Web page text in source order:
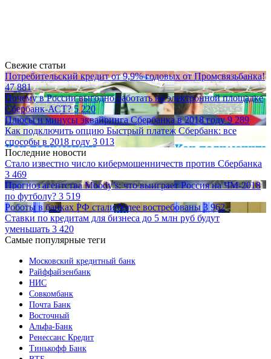
Свежие статьи
Потребительский кредит от 9,9% годовых от Промсвязьбанка!
47 881
Почему в России выгодно работать на электронной площадке
Сбербанк-АСТ?5 220
Плюсы и минусы эквайринга Сбербанка в 2018 году9 289
Как подключить опцию Быстрый платеж Сбербанк: все
способы в 2018 году 3 013
Последние новости
Стало известно число кибермошенничеств против Сбербанка
3 469
Прогноз агентства Moody’s: что выиграет Россия на ЧМ-2018
по футболу? 3 519
Роботы в банках РФ стали более востребованы 3 962
Ставки по кредитам для бизнеса до 5 млн руб будут
уменьшать 3 420
Самые популярные теги
Московский кредитный банк
Райффайзенбанк
НИС
Совкомбанк
Почта Банк
Восточный
Альфа-Банк
Ренессанс Кредит
Тинькофф Банк